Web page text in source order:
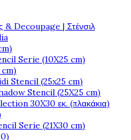
& Decoupage | Στένσιλ
Serie (10X25 cm)
Stencil (25x25 cm)
Stencil (25X25 cm)
30X30 εκ. (πλακάκια)
Serie (21X30 cm)